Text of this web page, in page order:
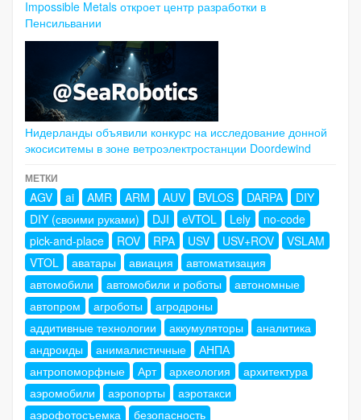
Impossible Metals откроет центр разработки в
Пенсильвании
Нидерланды объявили конкурс на исследование донной
экосиситемы в зоне ветроэлектростанции Doordewind
МЕТКИ
AGV ai AMR ARM AUV BVLOS DARPA
DIY
DIY (своими руками)
DJI eVTOL Lely
no-code
pick-and-place
ROV RPA USV USV+ROV
VSLAM
VTOL
аватары авиация
автоматизация
автомобили
автомобили и роботы
автономные
автопром
агроботы
агродроны
аддитивные технологии
аккумуляторы
аналитика
андроиды
анималистичные
АНПА
антропоморфные
Арт археология
архитектура
аэромобили
аэропорты
аэротакси
аэрофотосъемка
безопасность